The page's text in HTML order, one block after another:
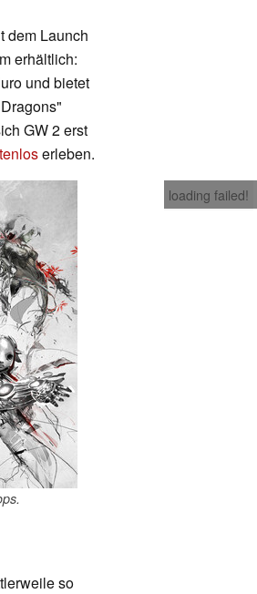
dem Launch
erhältlich:
und bietet
GW 2 erst
erleben.
loading failed!
so